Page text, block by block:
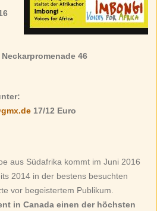
46
17/12 Euro
aus Südafrika kommt im Juni 2016
2014 in der bestens besuchten
vor begeistertem Publikum.
in Canada einen der höchsten